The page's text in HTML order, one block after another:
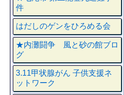
件
はだしのゲンをひろめる会
★内灘闘争 風と砂の館ブロ
グ
3.11甲状腺がん 子供支援ネ
ットワーク